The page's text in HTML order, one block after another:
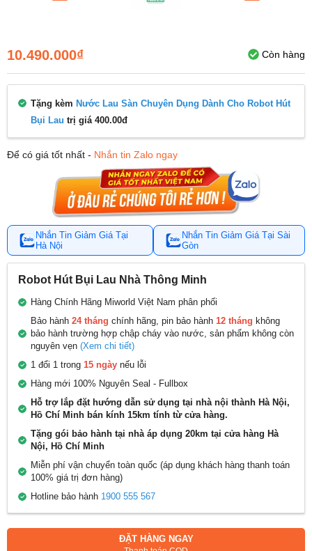
10.490.000₫ Còn hàng
Tặng kèm Nước Lau Sàn Chuyên Dụng Dành Cho Robot Hút
Bụi Lau trị giá 400.00đ
Để có giá tốt nhất - Nhắn tin Zalo ngay
Nhắn Tin Giảm Giá Tại
Hà Nội
Nhắn Tin Giảm Giá Tại Sài
Gòn
Robot Hút Bụi Lau Nhà Thông Minh
Hàng Chính Hãng Miworld Việt Nam phân phối
Bảo hành 24 tháng chính hãng, pin bảo hành 12 tháng không
bảo hành trường hợp chập cháy vào nước, sản phẩm không còn
nguyên vẹn (Xem chi tiết)
1 đổi 1 trong 15 ngày nếu lỗi
Hàng mới 100% Nguyên Seal - Fullbox
Hỗ trợ lắp đặt hướng dẫn sử dụng tại nhà nội thành Hà Nội,
Hồ Chí Minh bán kính 15km tính từ cửa hàng.
Tặng gói bảo hành tại nhà áp dụng 20km tại cửa hàng Hà
Nội, Hồ Chí Minh
Miễn phí vận chuyển toàn quốc (áp dụng khách hàng thanh toán
100% giá trị đơn hàng)
Hotline bảo hành 1900 555 567
ĐẶT HÀNG NGAY